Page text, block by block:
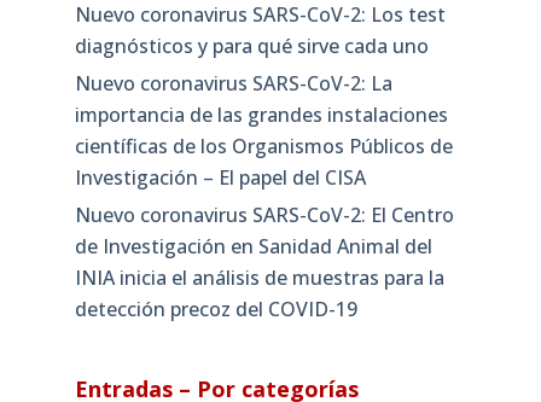
Nuevo coronavirus SARS-CoV-2: Los test
diagnósticos y para qué sirve cada uno
Nuevo coronavirus SARS-CoV-2: La
importancia de las grandes instalaciones
científicas de los Organismos Públicos de
Investigación – El papel del CISA
Nuevo coronavirus SARS-CoV-2: El Centro
de Investigación en Sanidad Animal del
INIA inicia el análisis de muestras para la
detección precoz del COVID-19
Entradas – Por categorías